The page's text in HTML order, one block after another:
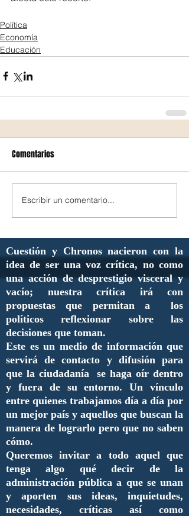
Política
Economía
Educación
Comentarios
Escribir un comentario...
Cuestión y Chronos nacieron con la
idea de ser una voz crítica, no como
una acción de desprestigio visceral y
vacío; nuestra crítica irá con
propuestas que permitan a los
políticos reflexionar sobre las
decisiones que toman.
Este es un medio de información que
servirá de contacto y difusión para
que la ciudadanía se haga oír dentro
y fuera de su entorno. Un vínculo
entre quienes trabajamos día a día por
un mejor país y aquellos que buscan la
manera de lograrlo pero que no saben
cómo.
Queremos invitar a todo aquel que
tenga algo qué decir de la
administración pública a que se unan
y aporten sus ideas, inquietudes,
necesidades, críticas así como